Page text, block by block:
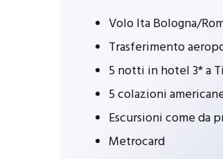
Volo Ita Bologna/
Trasferimento
5 notti in hotel 3* a
5 colazioni
Escursioni come da
Metrocard